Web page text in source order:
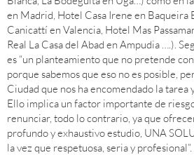
en Madrid, Hotel Casa Irene en Baqueira
Canicattí en Valencia, Hotel Mas
Real La Casa del Abad en Ampudia ….).
es “un planteamiento que no pretende
porque sabemos que eso no es posible,
Ciudad que nos ha encomendado la tarea
Ello implica un factor importante de
renunciar, todo lo contrario, ya que
profundo y exhaustivo estudio, UNA
la vez que respetuosa, seria y profesional”.